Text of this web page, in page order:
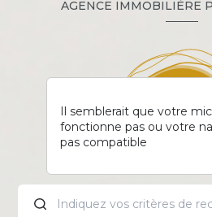
AGENCE IMMOBILIÈRE
Il semblerait que votre
fonctionne pas ou votre
pas compatible